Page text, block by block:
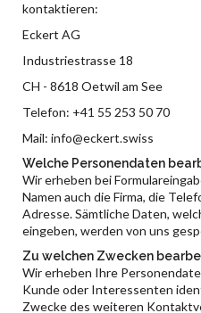
kontaktieren:
Eckert AG
Industriestrasse 18
CH - 8618 Oetwil am See
Telefon: +41 55 253 50 70
Mail: info@eckert.swiss
Welche Personendaten
Wir erheben bei
Namen auch die Firma, die
Adresse. Sämtliche Daten,
eingeben, werden von uns
Zu welchen Zwecken
Wir erheben Ihre
Kunde oder Interessenten
Zwecke des weiteren